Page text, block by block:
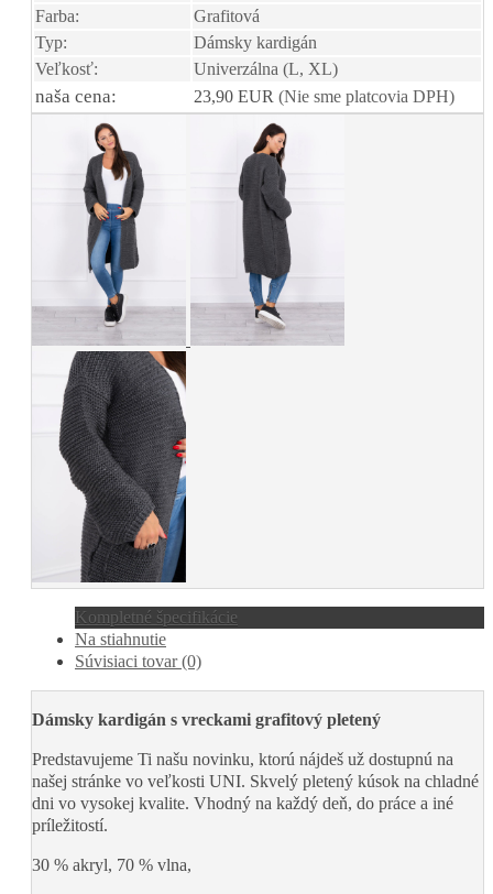
Farba:
Grafitová
Typ:
Dámsky kardigán
Veľkosť:
Univerzálna (L, XL)
naša cena: 23,90 EUR (Nie sme platcovia DPH)
Kompletné špecifikácie
Na stiahnutie
Súvisiaci tovar (0)
Dámsky kardigán s vreckami grafitový pletený
Predstavujeme Ti našu novinku, ktorú nájdeš už dostupnú na
našej stránke vo veľkosti UNI. Skvelý pletený kúsok na chladné
dni vo vysokej kvalite. Vhodný na každý deň, do práce a iné
príležitostí.
30 % akryl, 70 % vlna,